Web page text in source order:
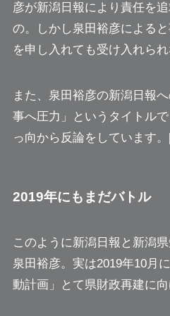
彦が新潟日報により責任を
の。しかし泉田裕彦による
を申し入れても受け入れら
また、泉田裕彦の新潟日報
事へ圧力」というタイトル
っ向から反論をしています
2019年にもまだバトル
このように新潟日報と新潟
泉田裕彦。実は2019年10月
動計画」とて県財政再建に